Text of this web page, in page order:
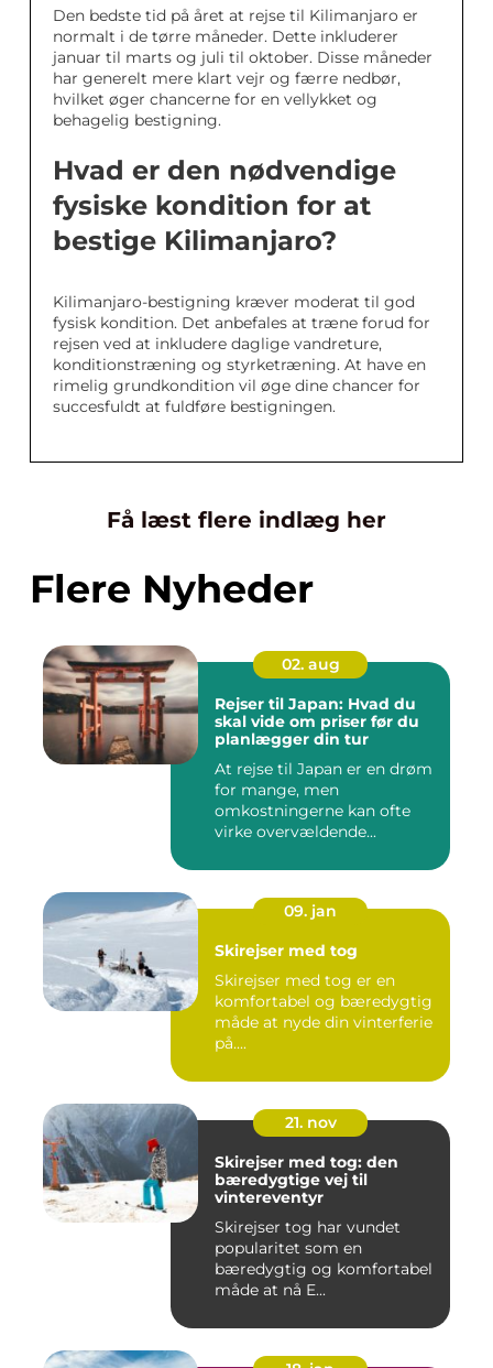
Den bedste tid på året at rejse til Kilimanjaro er
normalt i de tørre måneder. Dette inkluderer
januar til marts og juli til oktober. Disse måneder
har generelt mere klart vejr og færre nedbør,
hvilket øger chancerne for en vellykket og
behagelig bestigning.
Hvad er den nødvendige
fysiske kondition for at
bestige Kilimanjaro?
Kilimanjaro-bestigning kræver moderat til god
fysisk kondition. Det anbefales at træne forud for
rejsen ved at inkludere daglige vandreture,
konditionstræning og styrketræning. At have en
rimelig grundkondition vil øge dine chancer for
succesfuldt at fuldføre bestigningen.
Få læst flere indlæg her
Flere Nyheder
02. aug
Rejser til Japan: Hvad du
skal vide om priser før du
planlægger din tur
At rejse til Japan er en drøm
for mange, men
omkostningerne kan ofte
virke overvældende...
09. jan
Skirejser med tog
Skirejser med tog er en
komfortabel og bæredygtig
måde at nyde din vinterferie
på....
21. nov
Skirejser med tog: den
bæredygtige vej til
vintereventyr
Skirejser tog har vundet
popularitet som en
bæredygtig og komfortabel
måde at nå E...